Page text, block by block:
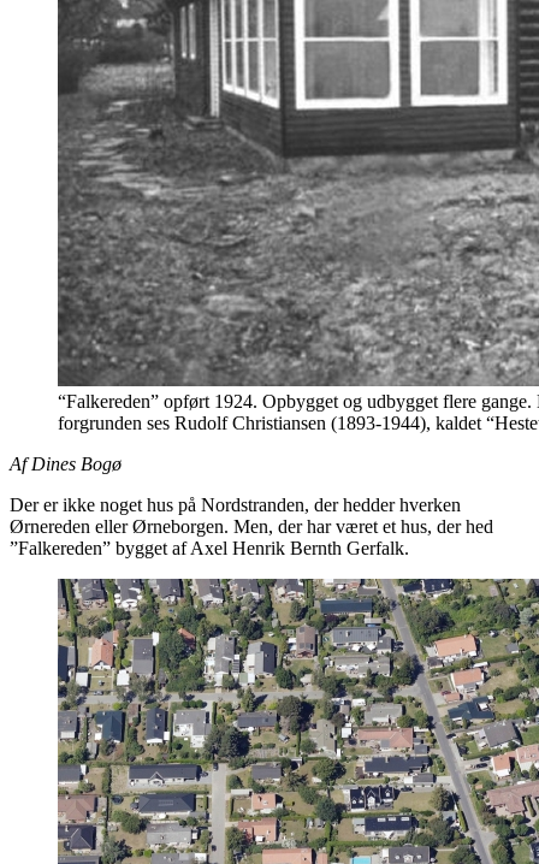
“Falkereden” opført 1924. Opbygget og udbygget flere
forgrunden ses Rudolf Christiansen (1893-1944), kaldet
Af Dines Bogø
Der er ikke noget hus på Nordstranden, der hedder hverken
Ørnereden eller Ørneborgen. Men, der har været et hus, der hed
”Falkereden” bygget af Axel Henrik Bernth Gerfalk.